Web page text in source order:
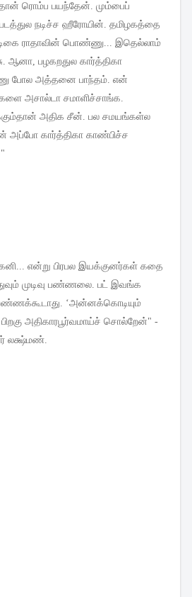
ரொம்ப பயந்தேன் மும்பைப்
படத்துல நடிச்ச ஹீரோயின் தமிழகத்தை
ராதாவின் பொண்ணு
இதெல்லாம்
ஆனா பழகறதுல கார்த்திகா
போல அத்தனை பாந்தம் என்
அசால்டா சமாளிச்சாங்க
அதிக சீன் பல சமயங்கள்ல
அப்போ கார்த்திகா காண்பிச்ச
."
என்று பிரபல இயக்குனர்கள் கதை
முடிவு பண்ணலை பட் இவங்க
. ‘அன்னக்கொடியும்
பிறகு அதிகாரபூர்வமாய்ச் சொல்றேன்" -
லக்ஷ்மண்